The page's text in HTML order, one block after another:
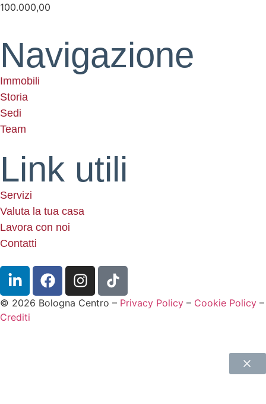
100.000,00
Navigazione
Immobili
Storia
Sedi
Team
Link utili
Servizi
Valuta la tua casa
Lavora con noi
Contatti
© 2026 Bologna Centro – Privacy Policy – Cookie Policy –
Crediti